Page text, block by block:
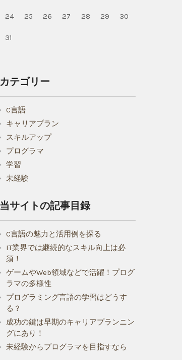
24 25 26 27 28 29 30
31
カテゴリー
C言語
キャリアプラン
スキルアップ
プログラマ
学習
未経験
当サイトの記事目録
C言語の魅力と活用例を探る
IT業界では継続的なスキル向上は必
須！
ゲームやWeb領域などで活躍！プログ
ラマの多様性
プログラミング言語の学習はどうす
る？
成功の鍵は早期のキャリアプランニン
グにあり！
未経験からプログラマを目指すなら